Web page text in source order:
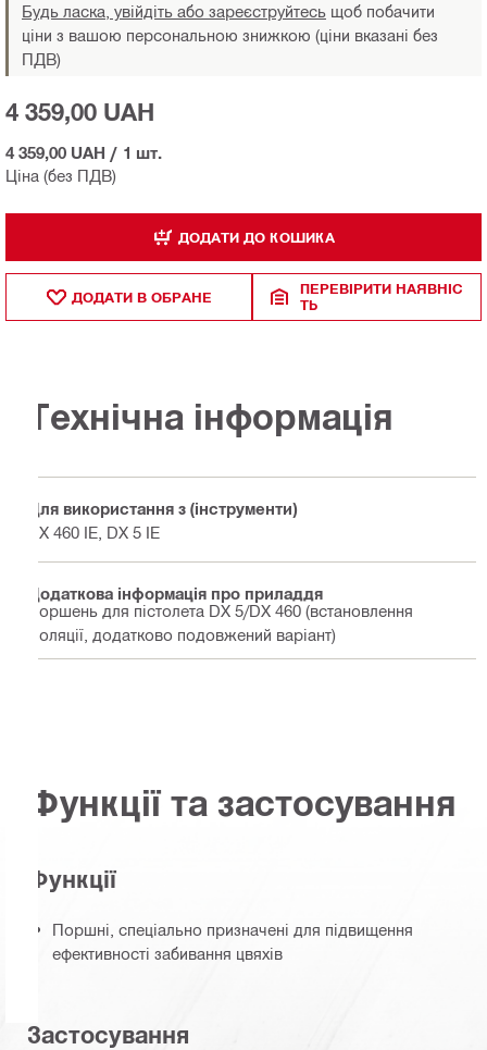
Будь ласка, увійдіть або зареєструйтесь щоб побачити
ціни з вашою персональною знижкою (ціни вказані без
ПДВ)
Ціна (без ПДВ)
4 359,00 UAH
4 359,00 UAH / 1 шт.
ДОДАТИ ДО КОШИКА
ДОДАТИ В ОБРАНЕ
ПЕРЕВІРИТИ НАЯВНІС
ТЬ
Технічна інформація
Для використання з (інструменти)
DX 460 IE, DX 5 IE
Додаткова інформація про приладдя
Поршень для пістолета DX 5/DX 460 (встановлення
ізоляції, додатково подовжений варіант)
Функції та застосування
Функції
Поршні, спеціально призначені для підвищення
ефективності забивання цвяхів
Застосування